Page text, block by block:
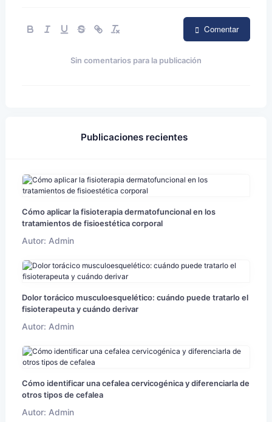
Comentar
Sin comentarios para la publicación
Publicaciones recientes
Cómo aplicar la fisioterapia dermatofuncional en los
tratamientos de fisioestética corporal
Autor: Admin
Dolor torácico musculoesquelético: cuándo puede tratarlo el
fisioterapeuta y cuándo derivar
Autor: Admin
Cómo identificar una cefalea cervicogénica y diferenciarla de
otros tipos de cefalea
Autor: Admin